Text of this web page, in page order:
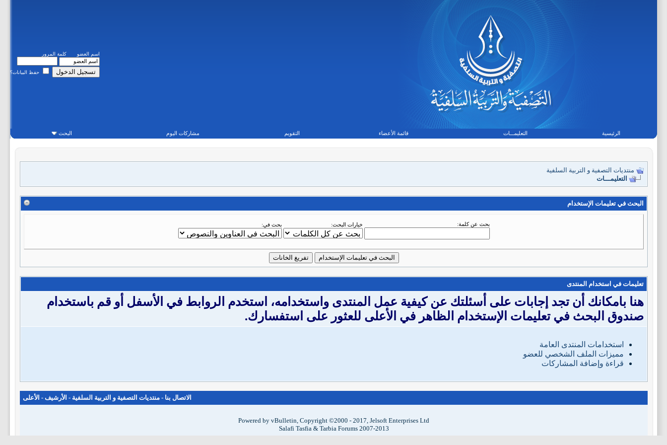
اسم العضو كلمة المرور
حفظ البيانات؟
الرئيسية التعليمـــات قائمة الأعضاء التقويم مشاركات اليوم البحث
منتديات التصفية و التربية السلفية
التعليمـــات
البحث في تعليمات الإستخدام
بحث عن كلمة: خيارات البحث: بحث في:
تعليمات في استخدام المنتدى
هنا بامكانك أن تجد إجابات على أسئلتك عن كيفية عمل المنتدى واستخدامه، استخدم الروابط في الأسفل أو قم باستخدام
صندوق البحث في تعليمات الإستخدام الظاهر في الأعلى للعثور على استفسارك.
استخدامات المنتدى العامة
مميزات الملف الشخصي للعضو
قراءة وإضافة المشاركات
الاتصال بنا - منتديات التصفية و التربية السلفية - الأرشيف - الأعلى
Powered by vBulletin, Copyright ©2000 - 2017, Jelsoft Enterprises Ltd
Salafi Tasfia & Tarbia Forums 2007-2013